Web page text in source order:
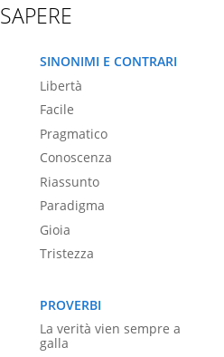
SAPERE
SINONIMI E CONTRARI
Libertà
Facile
Pragmatico
Conoscenza
Riassunto
Paradigma
Gioia
Tristezza
PROVERBI
La verità vien sempre a
galla